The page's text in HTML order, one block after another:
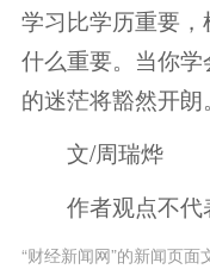
学习比学历重要
什么重要。当你
的迷茫将豁然开朗。
文/周瑞烨
作者观点不代
“财经新闻网”的新闻页